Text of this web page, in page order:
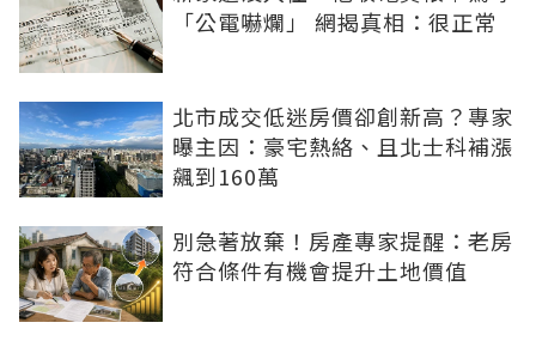
「公電嚇爛」 網揭真相：很正常
北市成交低迷房價卻創新高？專家
曝主因：豪宅熱絡、且北士科補漲
飆到160萬
別急著放棄！房產專家提醒：老房
符合條件有機會提升土地價值